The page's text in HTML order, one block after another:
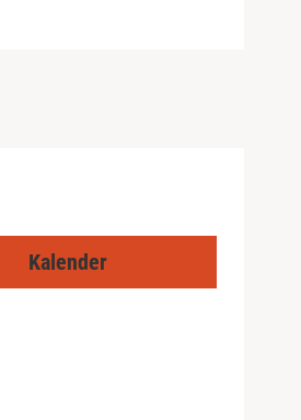
Kalender